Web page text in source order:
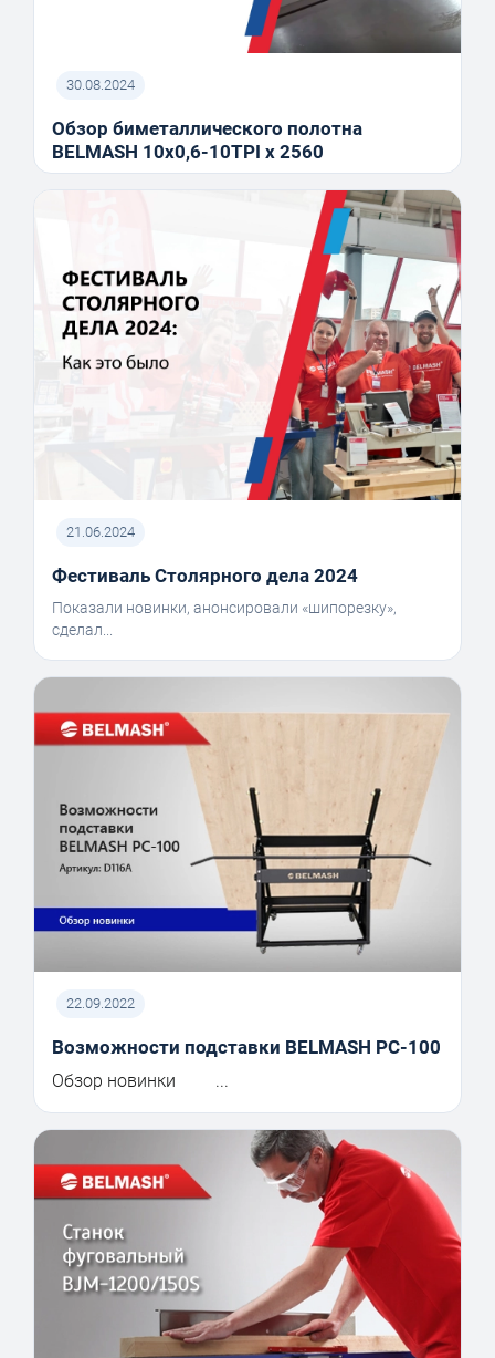
30.08.2024
Обзор биметаллического полотна
BELMASH 10x0,6-10TPI x 2560
21.06.2024
Фестиваль Столярного дела 2024
Показали новинки, анонсировали «шипорезку»,
сделал...
22.09.2022
Возможности подставки BELMASH PC-100
Обзор новинки ...